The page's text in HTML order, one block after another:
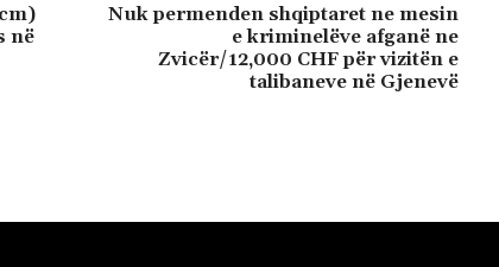
në
Nuk permenden shqiptaret ne mesin
e kriminelëve afganë ne
Zvicër/12,000 CHF për vizitën e
talibaneve në Gjenevë